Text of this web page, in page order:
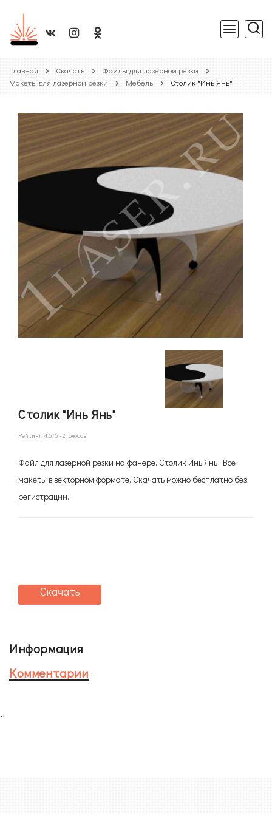
Главная Скачать
Файлы для лазерной резки
Макеты для лазерной резки
Мебель Столик "Инь Янь"
Столик "Инь Янь"
Рейтинг:4.5/5 -2 голосов
Файл для лазерной резки на фанере. Столик Инь Янь . Все
макеты в векторном формате. Скачать можно бесплатно без
регистрации.
Скачать
Информация
Комментарии
-